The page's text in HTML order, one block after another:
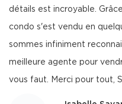
détails est incroyable.
condo s'est vendu en
sommes infiniment
meilleure agente pour
vous faut. Merci pour tout,